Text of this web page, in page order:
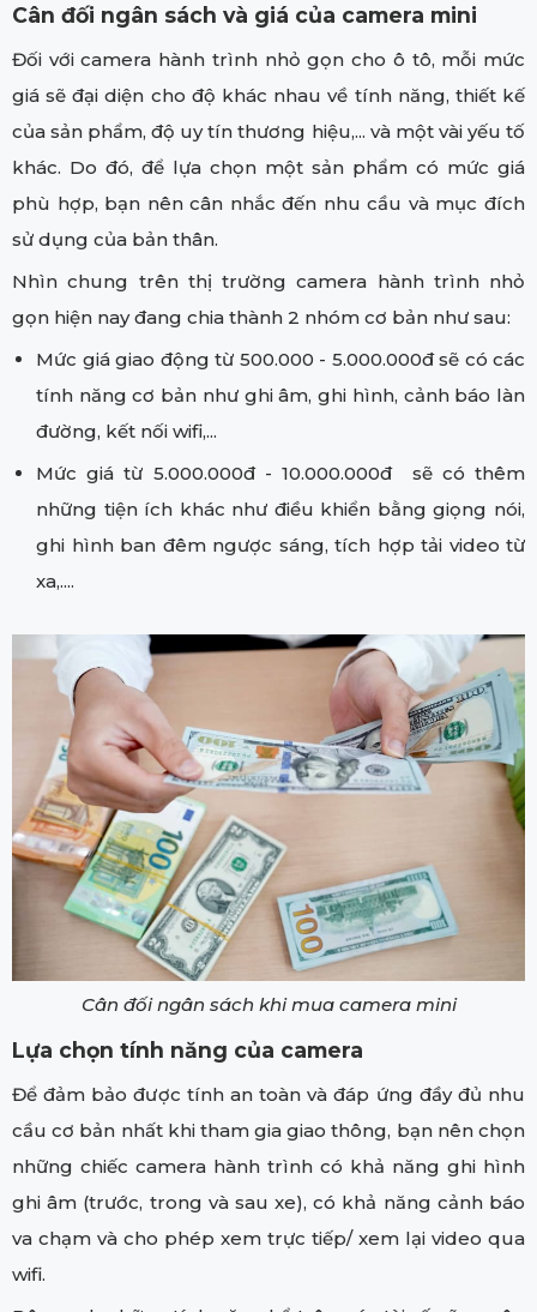
Cân đối ngân sách và giá của camera mini
Đối với camera hành trình nhỏ gọn cho ô tô, mỗi mức
giá sẽ đại diện cho độ khác nhau về tính năng, thiết kế
của sản phẩm, độ uy tín thương hiệu,... và một vài yếu tố
khác. Do đó, để lựa chọn một sản phẩm có mức giá
phù hợp, bạn nên cân nhắc đến nhu cầu và mục đích
sử dụng của bản thân.
Nhìn chung trên thị trường camera hành trình nhỏ
gọn hiện nay đang chia thành 2 nhóm cơ bản như sau:
Mức giá giao động từ 500.000 - 5.000.000đ sẽ có các
tính năng cơ bản như ghi âm, ghi hình, cảnh báo làn
đường, kết nối wifi,...
Mức giá từ 5.000.000đ - 10.000.000đ sẽ có thêm
những tiện ích khác như điều khiển bằng giọng nói,
ghi hình ban đêm ngược sáng, tích hợp tải video từ
xa,....
Cân đối ngân sách khi mua camera mini
Lựa chọn tính năng của camera
Để đảm bảo được tính an toàn và đáp ứng đầy đủ nhu
cầu cơ bản nhất khi tham gia giao thông, bạn nên chọn
những chiếc camera hành trình có khả năng ghi hình
ghi âm (trước, trong và sau xe), có khả năng cảnh báo
va chạm và cho phép xem trực tiếp/ xem lại video qua
wifi.